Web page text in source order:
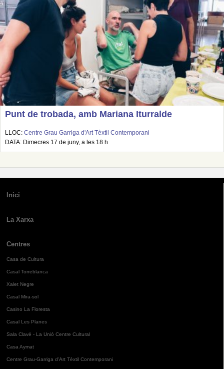
Punt de trobada, amb Mariana Iturralde
LLOC: Centre Grau Garriga d'Art Tèxtil Contemporani
DATA: Dimecres 17 de juny, a les 18 h
Inici
La Xarxa
Centres
Casa de Cultura
Casal Torreblanca
Xalet Negre
Casal Mira-sol
Casino La Floresta
Casal Les Planes
Sala Clavé - La Unió Centre Cultural
Casa Aymat
Centre Grau-Garriga d'Art Tèxtil Contemporani